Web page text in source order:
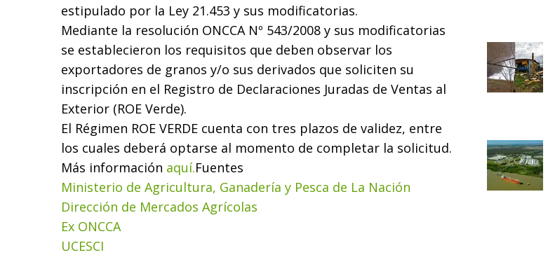
estipulado por la Ley 21.453 y sus modificatorias.
Mediante la resolución ONCCA Nº 543/2008 y sus modificatorias
se establecieron los requisitos que deben observar los
exportadores de granos y/o sus derivados que soliciten su
inscripción en el Registro de Declaraciones Juradas de Ventas al
Exterior (ROE Verde).
El Régimen ROE VERDE cuenta con tres plazos de validez, entre
los cuales deberá optarse al momento de completar la solicitud.
Más información aquí.Fuentes
Ministerio de Agricultura, Ganadería y Pesca de La Nación
Dirección de Mercados Agrícolas
Ex ONCCA
UCESCI